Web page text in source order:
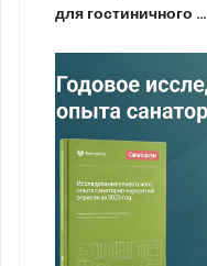
для гостиничного …